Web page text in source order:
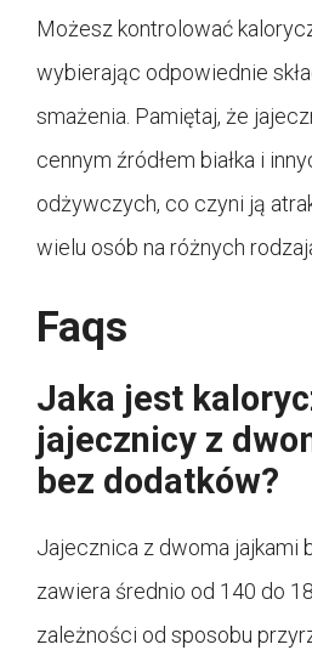
Możesz kontrolować
wybierając odpowiednie
smażenia. Pamiętaj, że
cennym źródłem białka i
odżywczych, co czyni ją
wielu osób na różnych
Faqs
Jaka jest
jajecznicy z
bez dodatków?
Jajecznica z dwoma jajkami
zawiera średnio od 140 do
zależności od sposobu